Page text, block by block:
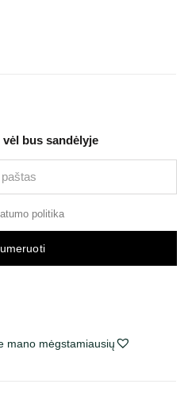
bus sandėlyje
politika
mano mėgstamiausių